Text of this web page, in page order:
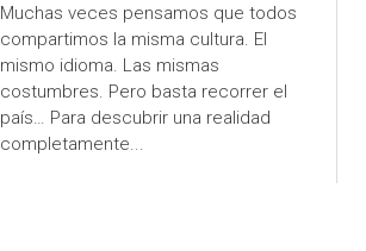
Muchas veces pensamos que todos
compartimos la misma cultura. El
mismo idioma. Las mismas
costumbres. Pero basta recorrer el
país… Para descubrir una realidad
completamente...